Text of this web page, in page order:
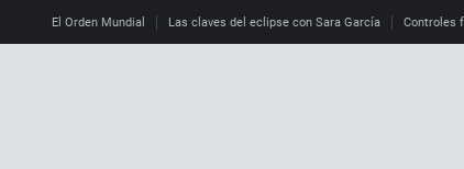
El Orden Mundial Las claves del eclipse con Sara García Controles